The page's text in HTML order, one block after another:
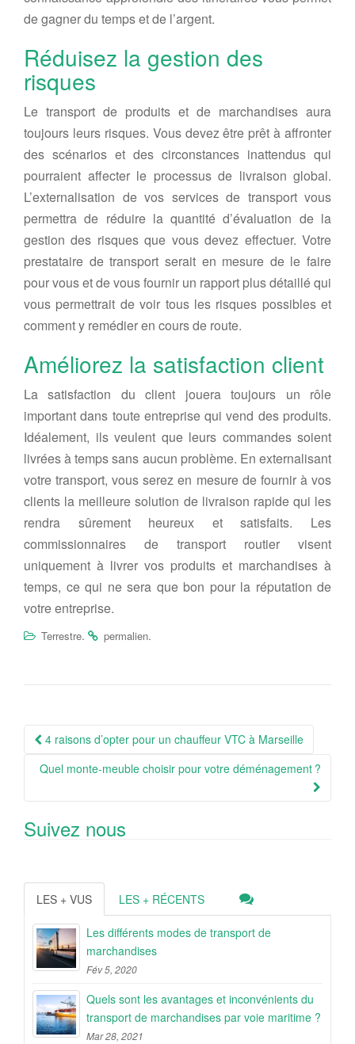
de gagner du temps et de l’argent.
Réduisez la gestion des
risques
Le transport de produits et de marchandises aura
toujours leurs risques. Vous devez être prêt à affronter
des scénarios et des circonstances inattendus qui
pourraient affecter le processus de livraison global.
L’externalisation de vos services de transport vous
permettra de réduire la quantité d’évaluation de la
gestion des risques que vous devez effectuer. Votre
prestataire de transport serait en mesure de le faire
pour vous et de vous fournir un rapport plus détaillé qui
vous permettrait de voir tous les risques possibles et
comment y remédier en cours de route.
Améliorez la satisfaction client
La satisfaction du client jouera toujours un rôle
important dans toute entreprise qui vend des produits.
Idéalement, ils veulent que leurs commandes soient
livrées à temps sans aucun problème. En externalisant
votre transport, vous serez en mesure de fournir à vos
clients la meilleure solution de livraison rapide qui les
rendra sûrement heureux et satisfaits. Les
commissionnaires de transport routier visent
uniquement à livrer vos produits et marchandises à
temps, ce qui ne sera que bon pour la réputation de
votre entreprise.
Terrestre. permalien.
Navigation
Article
4 raisons d’opter pour un chauffeur VTC à Marseille
Quel monte-meuble choisir pour votre déménagement ?
Suivez nous
LES + VUS LES + RÉCENTS
Les différents modes de transport de
marchandises
Fév 5, 2020
Quels sont les avantages et inconvénients du
transport de marchandises par voie maritime ?
Mar 28, 2021